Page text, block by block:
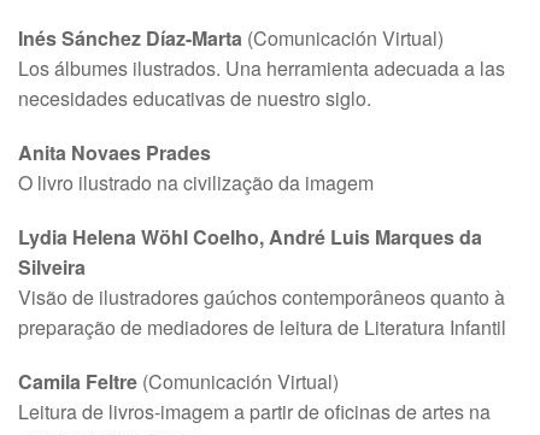
Inés Sánchez Díaz-Marta (Comunicación Virtual)
Los álbumes ilustrados. Una herramienta adecuada a las
necesidades educativas de nuestro siglo.
Anita Novaes Prades
O livro ilustrado na civilização da imagem
Lydia Helena Wöhl Coelho, André Luis Marques da
Silveira
Visão de ilustradores gaúchos contemporâneos quanto à
preparação de mediadores de leitura de Literatura Infantil
Camila Feltre (Comunicación Virtual)
Leitura de livros-imagem a partir de oficinas de artes na